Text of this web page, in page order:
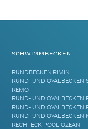
SCHWIMMBECKEN
RUNDBECKEN RIMINI
RUND- UND OVALBECKEN
REMO
RUND- UND OVALBECKEN
RUND- UND OVALBECKEN
RUND- UND OVALBECKEN
RECHTECK POOL OZEAN